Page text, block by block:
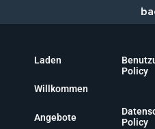
Laden
Willkommen
Angebote
Policy
Policy